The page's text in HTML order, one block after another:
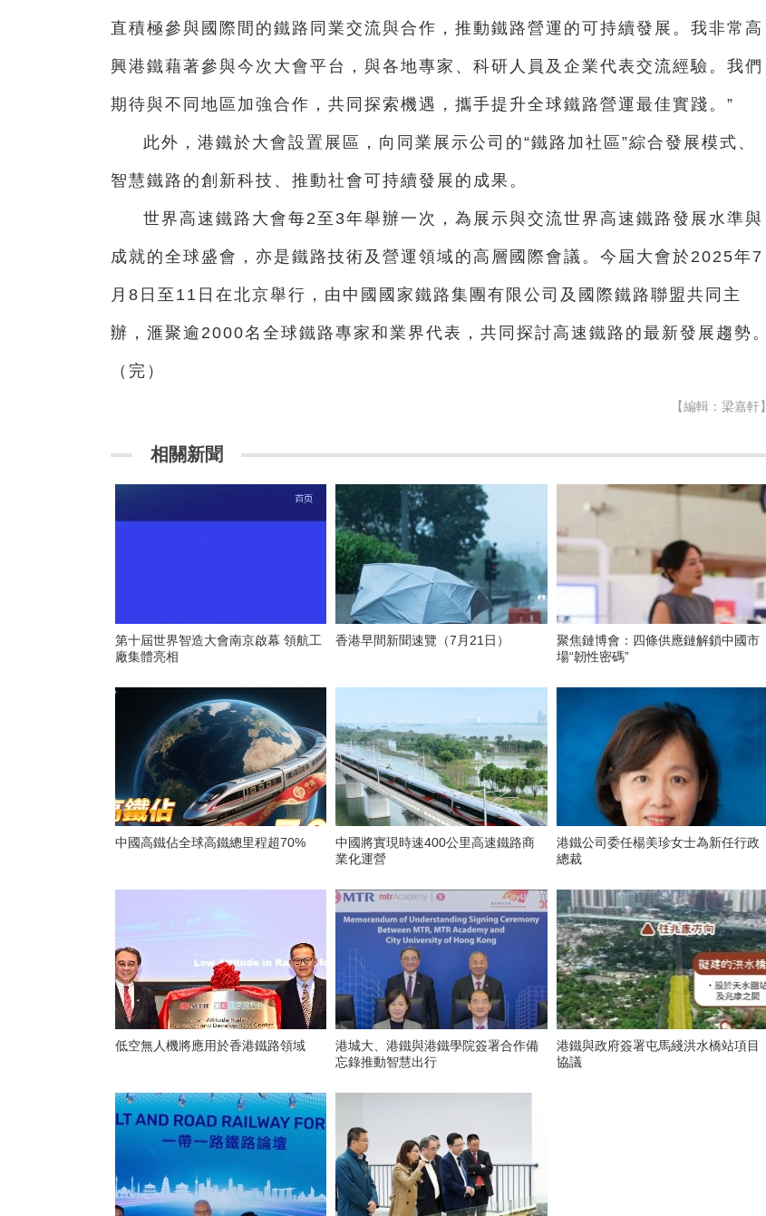
直積極參與國際間的鐵路同業交流與合作，推動鐵路營運的可持續發展。我非常高
興港鐵藉著參與今次大會平台，與各地專家、科研人員及企業代表交流經驗。我們
期待與不同地區加強合作，共同探索機遇，攜手提升全球鐵路營運最佳實踐。”
此外，港鐵於大會設置展區，向同業展示公司的“鐵路加社區”綜合發展模式、
智慧鐵路的創新科技、推動社會可持續發展的成果。
世界高速鐵路大會每2至3年舉辦一次，為展示與交流世界高速鐵路發展水準與
成就的全球盛會，亦是鐵路技術及營運領域的高層國際會議。今屆大會於2025年7
月8日至11日在北京舉行，由中國國家鐵路集團有限公司及國際鐵路聯盟共同主
辦，滙聚逾2000名全球鐵路專家和業界代表，共同探討高速鐵路的最新發展趨勢。
（完）
【編輯：梁嘉軒】
相關新聞
第十屆世界智造大會南京啟幕 領航工
廠集體亮相
香港早間新聞速覽（7月21日）
聚焦鏈博會：四條供應鏈解鎖中國市
場“韌性密碼”
中國高鐵佔全球高鐵總里程超70%
中國將實現時速400公里高速鐵路商
業化運營
港鐵公司委任楊美珍女士為新任行政
總裁
低空無人機將應用於香港鐵路領域
港城大、港鐵與港鐵學院簽署合作備
忘錄推動智慧出行
港鐵與政府簽署屯馬綫洪水橋站項目
協議